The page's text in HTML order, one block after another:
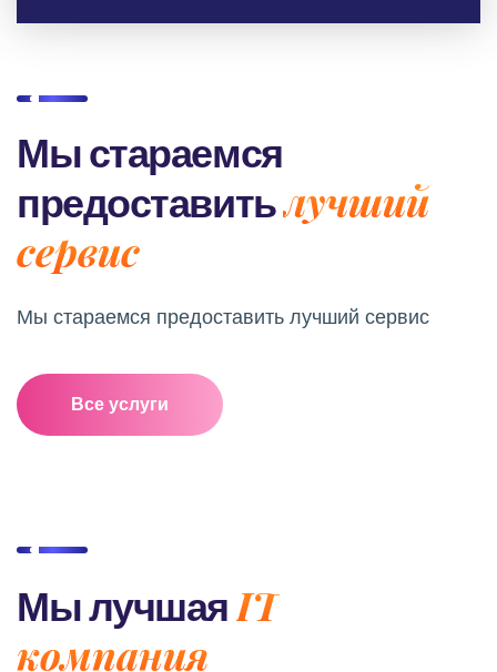
Мы стараемся
предоставитьлучший
сервис
Мы стараемся предоставить лучший сервис
Все услуги
Мы лучшаяIT
компания